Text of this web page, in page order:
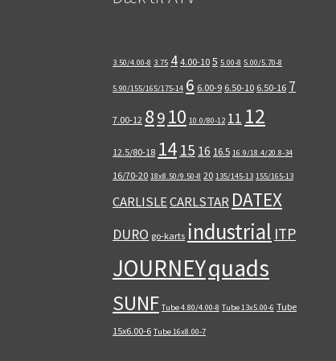
3.50/4.00-8 3.75 4 4.00-10 5 5.00-8 5.00/5.70-8
5.90/155/165/175-14 6 6.00-9 6.50-10 6.50-16 7
7.00-12 8910 10.0/80-12 11 12
12.5/80-18 14 15 16 16.5 16.9/18.4/20.8-34
16/70-20 18x8.50/9.50-8 20 135/145-13 155/165-13
CARLISLECARLSTAR DATEX
DURO go-karts industrial ITP
JOURNEYquads
SUNF Tube 4.80/4.00-8 Tube 13x5.00-6 Tube
15x6.00-6 Tube 16x8.00-7